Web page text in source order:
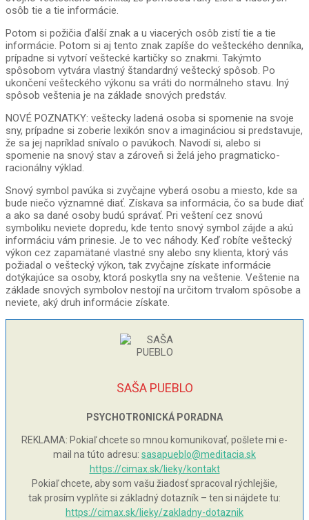
osôb tie a tie informácie.
Potom si požičia ďalší znak a u viacerých osôb zistí tie a tie
informácie. Potom si aj tento znak zapíše do vešteckého denníka,
prípadne si vytvorí veštecké kartičky so znakmi. Takýmto
spôsobom vytvára vlastný štandardný veštecký spôsob. Po
ukončení vešteckého výkonu sa vráti do normálneho stavu. Iný
spôsob veštenia je na základe snových predstáv.
NOVÉ POZNATKY: veštecky ladená osoba si spomenie na svoje
sny, prípadne si zoberie lexikón snov a imagináciou si predstavuje,
že sa jej napríklad snívalo o pavúkoch. Navodí si, alebo si
spomenie na snový stav a zároveň si želá jeho pragmaticko-
racionálny výklad.
Snový symbol pavúka si zvyčajne vyberá osobu a miesto, kde sa
bude niečo významné diať. Získava sa informácia, čo sa bude diať
a ako sa dané osoby budú správať. Pri veštení cez snovú
symboliku neviete dopredu, kde tento snový symbol zájde a akú
informáciu vám prinesie. Je to vec náhody. Keď robíte veštecký
výkon cez zapamätané vlastné sny alebo sny klienta, ktorý vás
požiadal o veštecký výkon, tak zvyčajne získate informácie
dotýkajúce sa osoby, ktorá poskytla sny na veštenie. Veštenie na
základe snových symbolov nestojí na určitom trvalom spôsobe a
neviete, aký druh informácie získate.
SAŠA PUEBLO
PSYCHOTRONICKÁ PORADNA
REKLAMA: Pokiaľ chcete so mnou komunikovať, pošlete mi e-
mail na túto adresu: sasapueblo@meditacia.sk
https://cimax.sk/lieky/kontakt
Pokiaľ chcete, aby som vašu žiadosť spracoval rýchlejšie,
tak prosím vyplňte si základný dotazník – ten si nájdete tu:
https://cimax.sk/lieky/zakladny-dotaznik